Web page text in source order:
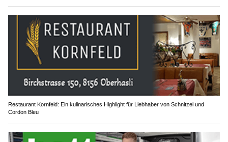
Restaurant Kornfeld: Ein kulinarisches Highlight für Liebhaber von Schnitzel und
Cordon Bleu